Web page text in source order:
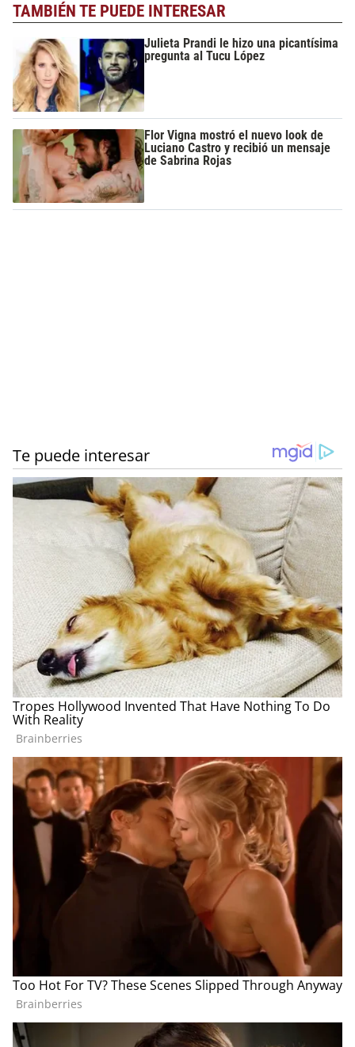
TAMBIÉN TE PUEDE INTERESAR
Julieta Prandi le hizo una picantísima
pregunta al Tucu López
Flor Vigna mostró el nuevo look de
Luciano Castro y recibió un mensaje
de Sabrina Rojas